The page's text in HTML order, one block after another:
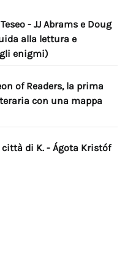
- JJ Abrams e Doug
alla lettura e
enigmi)
of Readers, la prima
con una mappa
di K. - Ágota Kristóf